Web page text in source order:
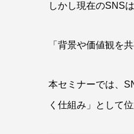
しかし現在のSNS
「背景や価値観を
本セミナーでは、
く仕組み」として